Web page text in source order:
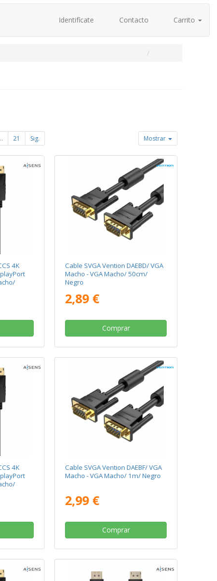
Identifícate Contacto Carrito
21 Sig. Mostrar
4K
Cable SVGA Vention DAEBD/ VGA
Macho - VGA Macho/ 50cm/
Negro
2,89 €
Comprar
4K
Cable SVGA Vention DAEBF/ VGA
Macho - VGA Macho/ 1m/ Negro
2,99 €
Comprar